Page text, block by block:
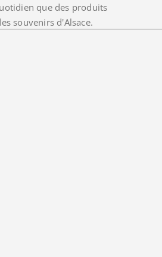
que des produits
souvenirs d'Alsace.